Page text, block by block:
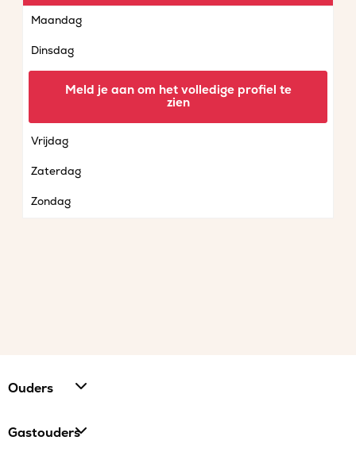
Maandag
Dinsdag
Vrijdag
Zaterdag
Zondag
Meld je aan om het volledige profiel te
zien
Ouders
Gastouders